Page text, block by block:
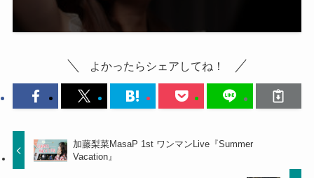
よかったらシェアしてね！
加藤梨菜MasaP 1st ワンマンLive『Summer
Vacation』